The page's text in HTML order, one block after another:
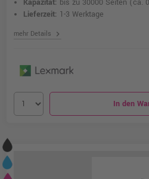
Kapazität: bis zu 30000 Seiten (ca.
Lieferzeit: 1-3 Werktage
mehr Details chevron_right
In den